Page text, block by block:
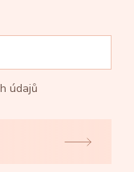
údajů